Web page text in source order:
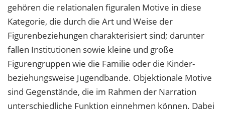
gehören die relationalen figuralen Motive in diese
Kategorie, die durch die Art und Weise der
Figurenbeziehungen charakterisiert sind; darunter
fallen Institutionen sowie kleine und große
Figurengruppen wie die Familie oder die Kinder-
beziehungsweise Jugendbande. Objektionale Motive
sind Gegenstände, die im Rahmen der Narration
unterschiedliche Funktion einnehmen können. Dabei